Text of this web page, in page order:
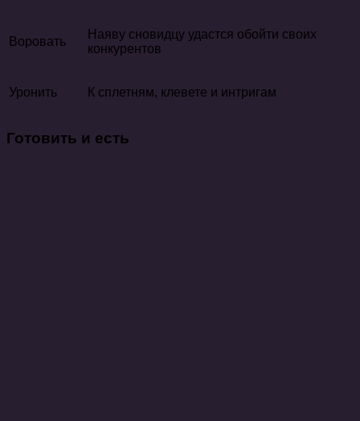
Воровать
Наяву сновидцу удастся обойти своих
конкурентов
Уронить К сплетням, клевете и интригам
Готовить и есть